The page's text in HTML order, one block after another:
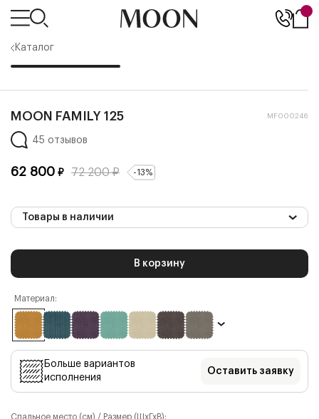
Каталог
MOON FAMILY 125 MF000246
45 отзывов
62 800 ₽ 72 200₽ -13%
Товары в наличии
В корзину
Материал:
Больше вариантов
исполнения
Оставить заявку
Спальное место (см) / Размер (ШхГхВ):